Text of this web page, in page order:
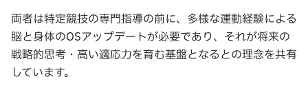
両者は特定競技の専門指導の前に、多様な運動経験による
脳と身体のOSアップデートが必要であり、それが将来の
戦略的思考・高い適応力を育む基盤となるとの理念を共有
しています。